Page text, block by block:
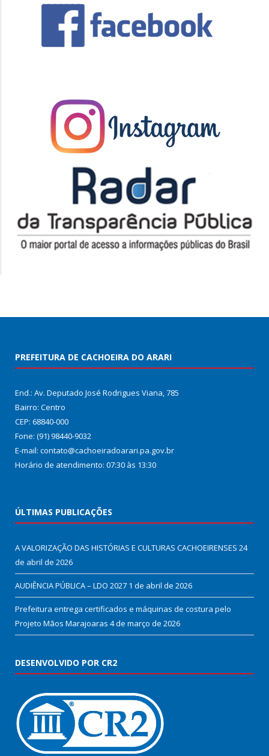
PREFEITURA DE CACHOEIRA DO ARARI
End.: Av. Deputado José Rodrigues Viana, 785
Bairro: Centro
CEP: 68840-000
Fone: (91) 98440-9032
E-mail: contato@cachoeiradoarari.pa.gov.br
Horário de atendimento: 07:30 às 13:30
ÚLTIMAS PUBLICAÇÕES
A VALORIZAÇÃO DAS HISTÓRIAS E CULTURAS CACHOEIRENSES 24
de abril de 2026
AUDIÊNCIA PÚBLICA – LDO 2027 1 de abril de 2026
Prefeitura entrega certificados e máquinas de costura pelo
Projeto Mãos Marajoaras 4 de março de 2026
DESENVOLVIDO POR CR2